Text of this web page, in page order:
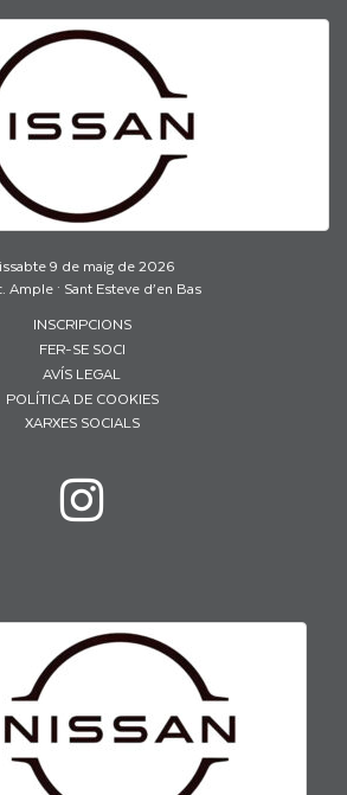
9 de maig de 2026
Ample · Sant Esteve d’en Bas
INSCRIPCIONS
FER-SE SOCI
AVÍS LEGAL
POLÍTICA DE COOKIES
XARXES SOCIALS